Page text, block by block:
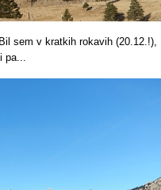
sem v kratkih rokavih (20.12.!),
pa...